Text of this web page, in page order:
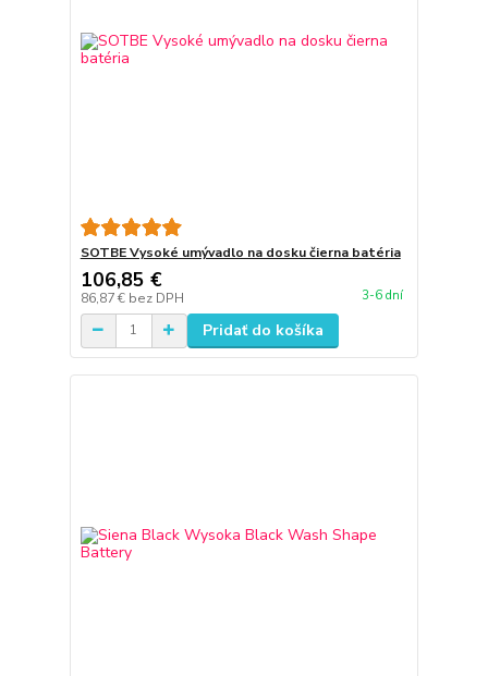
SOTBE Vysoké umývadlo na dosku čierna batéria
106,85 €
86,87 € bez DPH 3-6 dní
Pridať do košíka